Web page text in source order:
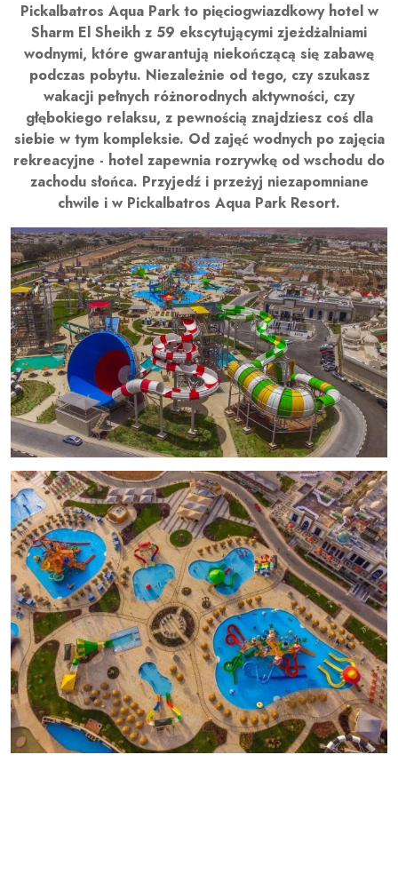
Pickalbatros Aqua Park to pięciogwiazdkowy hotel w
Sharm El Sheikh z 59 ekscytującymi zjeżdżalniami
wodnymi, które gwarantują niekończącą się zabawę
podczas pobytu. Niezależnie od tego, czy szukasz
wakacji pełnych różnorodnych aktywności, czy
głębokiego relaksu, z pewnością znajdziesz coś dla
siebie w tym kompleksie. Od zajęć wodnych po zajęcia
rekreacyjne - hotel zapewnia rozrywkę od wschodu do
zachodu słońca. Przyjedź i przeżyj niezapomniane
chwile i w Pickalbatros Aqua Park Resort.